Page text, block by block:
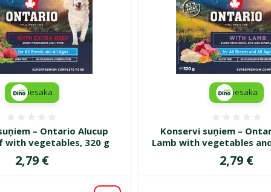
– Ontario Alucup
with vegetables, 320 g
Cena
2,79 €
iesaka
Konservi suņiem –
Lamb with vegetables
Cena
2,79 €
iesaka